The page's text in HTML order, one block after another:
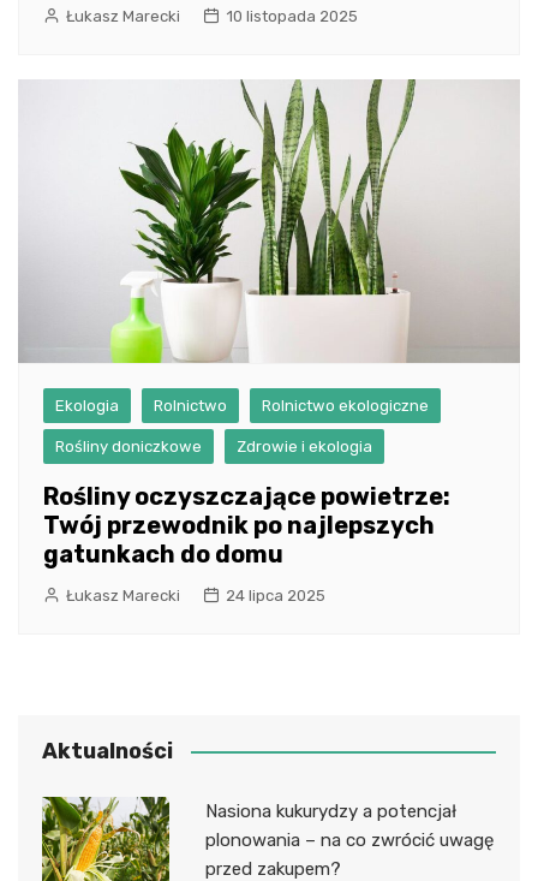
Łukasz Marecki 10 listopada 2025
Ekologia Rolnictwo Rolnictwo ekologiczne
Rośliny doniczkowe Zdrowie i ekologia
Rośliny oczyszczające powietrze:
Twój przewodnik po najlepszych
gatunkach do domu
Łukasz Marecki 24 lipca 2025
Aktualności
Nasiona kukurydzy a potencjał
plonowania – na co zwrócić uwagę
przed zakupem?